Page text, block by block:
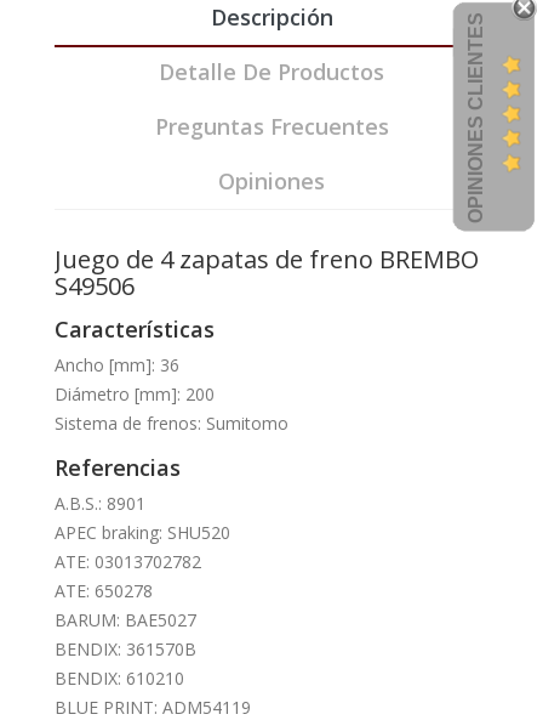
Descripción
Detalle De Productos
Preguntas Frecuentes
Opiniones
Juego de 4 zapatas de freno BREMBO
S49506
Características
Ancho [mm]: 36
Diámetro [mm]: 200
Sistema de frenos: Sumitomo
Referencias
A.B.S.: 8901
APEC braking: SHU520
ATE: 03013702782
ATE: 650278
BARUM: BAE5027
BENDIX: 361570B
BENDIX: 610210
BLUE PRINT: ADM54119
OPINIONES CLIENTES